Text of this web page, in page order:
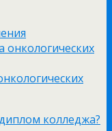
колледжа?